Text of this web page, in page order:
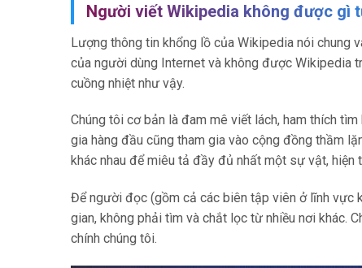
Người viết Wikipedia không được gì
Lượng thông tin khổng lồ của Wikipedia nói chung
của người dùng Internet và không được Wikipedia
cuồng nhiệt như vậy.
Chúng tôi cơ bản là đam mê viết lách, ham thích
gia hàng đầu cũng tham gia vào cộng đồng thầm
khác nhau để miêu tả đầy đủ nhất một sự vật, hiện
Để người đọc (gồm cả các biên tập viên ở lĩnh vực
gian, không phải tìm và chắt lọc từ nhiều nơi khác.
chính chúng tôi.